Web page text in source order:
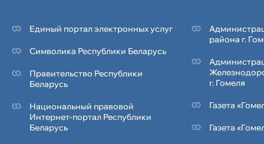
Единый портал электронных услуг
Символика Реcпублики Беларусь
Правительство Республики
Беларусь
Национальный правовой
Интернет-портал Республики
Беларусь
района г.
г. Гомеля
Газета
Газета